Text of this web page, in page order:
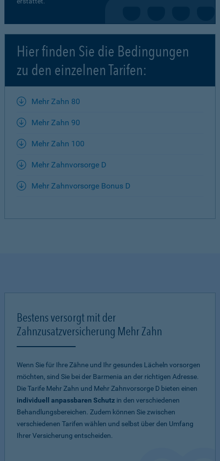
Hier finden Sie die Bedingungen
zu den einzelnen Tarifen:
Mehr Zahn 80
Mehr Zahn 90
Mehr Zahn 100
Mehr Zahnvorsorge D
Mehr Zahnvorsorge Bonus D
Bestens versorgt mit der
Zahnzusatzversicherung Mehr Zahn
Wenn Sie für Ihre Zähne und Ihr gesundes Lächeln vorsorgen
möchten, sind Sie bei der Barmenia an der richtigen Adresse.
Die Tarife Mehr Zahn und Mehr Zahnvorsorge D bieten einen
individuell anpassbaren Schutz in den verschiedenen
Behandlungsbereichen. Zudem können Sie zwischen
verschiedenen Tarifen wählen und selbst über den Umfang
Ihrer Versicherung entscheiden.